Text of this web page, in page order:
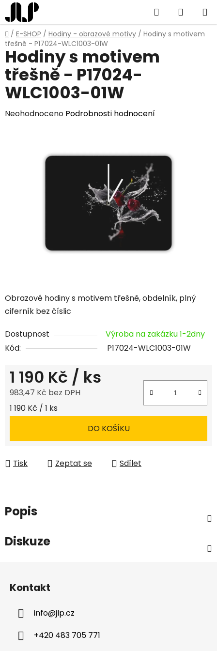
Přejít
na
obsah
Hledat
KOŠÍK
Domů
/ E-SHOP / Hodiny - obrazové motivy / Hodiny s motivem
třešně - P17024-WLC1003-01W
Obrazové hodiny s motivem třešně, obdelník, plný
ciferník bez číslic
Dostupnost
Výroba na zakázku 1-2dny
Kód:
P17024-WLC1003-01W
1 190 Kč / ks
983,47 Kč bez DPH
Měrná cena:
1 190 Kč / 1 ks
DO KOŠÍKU
Tisk Zeptat se Sdílet
Hodiny s motivem
třešně - P17024-
WLC1003-01W
Průměrné
Neohodnoceno Podrobnosti hodnocení
Popis
Diskuze
Kontakt
info@jlp.cz
+420 483 705 771